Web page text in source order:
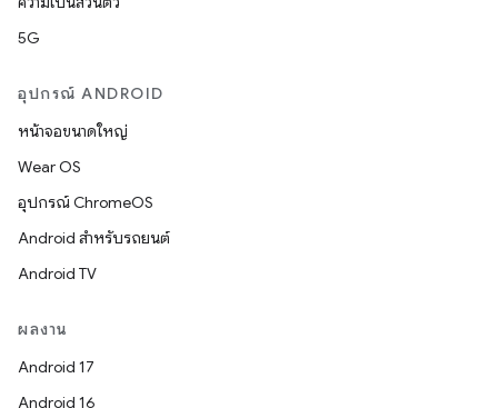
5G
อุปกรณ์ ANDROID
หน้าจอขนาดใหญ่
Wear OS
อุปกรณ์ ChromeOS
Android สำหรับรถยนต์
Android TV
ผลงาน
Android 17
Android 16